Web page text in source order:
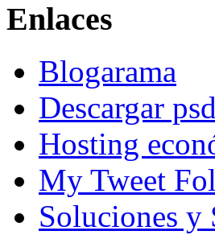
Enlaces
Blogarama
Descargar psd
Hosting
My Tweet
Soluciones y